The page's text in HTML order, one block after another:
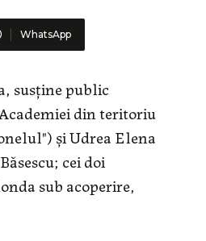
WhatsApp
susţine public
din teritoriu
şi Udrea Elena
cei doi
sub acoperire,